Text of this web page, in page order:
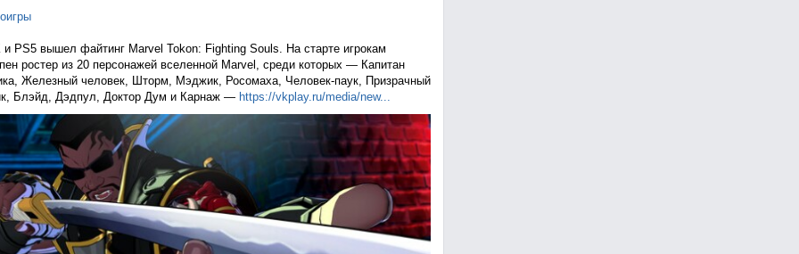
PS5 вышел файтинг Marvel Tokon: Fighting Souls. На старте игрокам
ростер из 20 персонажей вселенной Marvel, среди которых — Капитан
Железный человек, Шторм, Мэджик, Росомаха, Человек-паук, Призрачный
Блэйд, Дэдпул, Доктор Дум и Карнаж — https://vkplay.ru/media/new...